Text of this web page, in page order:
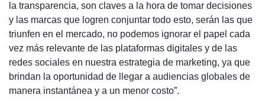
la transparencia, son claves a la hora de tomar decisiones
y las marcas que logren conjuntar todo esto, serán las que
triunfen en el mercado, no podemos ignorar el papel cada
vez más relevante de las plataformas digitales y de las
redes sociales en nuestra estrategia de marketing, ya que
brindan la oportunidad de llegar a audiencias globales de
manera instantánea y a un menor costo”.